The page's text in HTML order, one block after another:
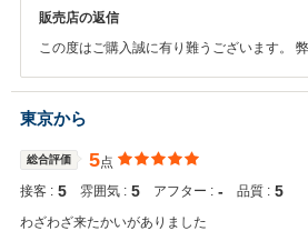
販売店の返信
この度はご購入誠に有り難うございます。
等ございましたら何なりと仰ってください
いたします。
東京から
総合評価 5点
接客 : 5 雰囲気 : 5 アフター : ‐ 品質 : 5
わざわざ来たかいがありました